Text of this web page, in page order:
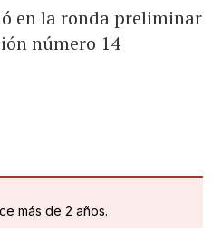
en la ronda preliminar
número 14
más de 2 años.